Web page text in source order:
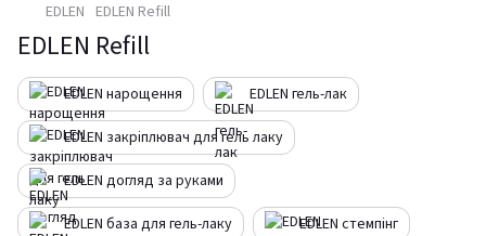
EDLEN EDLEN Refill
EDLEN Refill
EDLEN нарощення
EDLEN гель-лак
EDLEN закріплювач для гель лаку
EDLEN догляд за руками
EDLEN база для гель-лаку
EDLEN стемпінг